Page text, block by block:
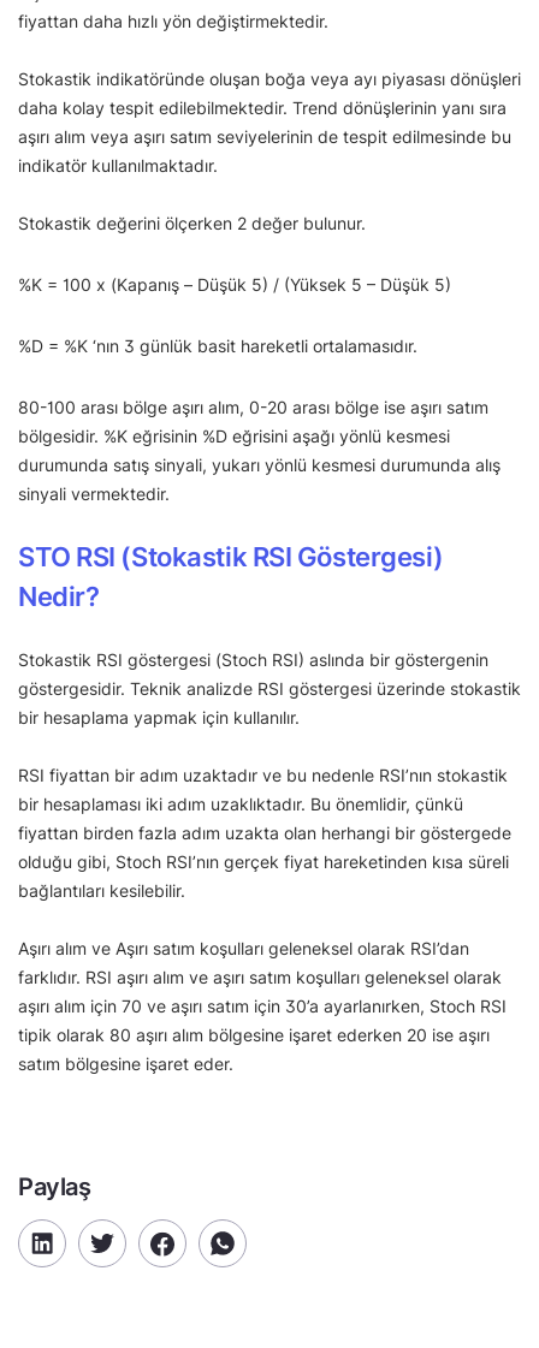
fiyattan daha hızlı yön değiştirmektedir.
Stokastik indikatöründe oluşan boğa veya ayı piyasası dönüşleri
daha kolay tespit edilebilmektedir. Trend dönüşlerinin yanı sıra
aşırı alım veya aşırı satım seviyelerinin de tespit edilmesinde bu
indikatör kullanılmaktadır.
Stokastik değerini ölçerken 2 değer bulunur.
%K = 100 x (Kapanış – Düşük 5) / (Yüksek 5 – Düşük 5)
%D = %K ‘nın 3 günlük basit hareketli ortalamasıdır.
80-100 arası bölge aşırı alım, 0-20 arası bölge ise aşırı satım
bölgesidir. %K eğrisinin %D eğrisini aşağı yönlü kesmesi
durumunda satış sinyali, yukarı yönlü kesmesi durumunda alış
sinyali vermektedir.
STO RSI (Stokastik RSI Göstergesi)
Nedir?
Stokastik RSI göstergesi (Stoch RSI) aslında bir göstergenin
göstergesidir. Teknik analizde RSI göstergesi üzerinde stokastik
bir hesaplama yapmak için kullanılır.
RSI fiyattan bir adım uzaktadır ve bu nedenle RSI’nın stokastik
bir hesaplaması iki adım uzaklıktadır. Bu önemlidir, çünkü
fiyattan birden fazla adım uzakta olan herhangi bir göstergede
olduğu gibi, Stoch RSI’nın gerçek fiyat hareketinden kısa süreli
bağlantıları kesilebilir.
Aşırı alım ve Aşırı satım koşulları geleneksel olarak RSI’dan
farklıdır. RSI aşırı alım ve aşırı satım koşulları geleneksel olarak
aşırı alım için 70 ve aşırı satım için 30’a ayarlanırken, Stoch RSI
tipik olarak 80 aşırı alım bölgesine işaret ederken 20 ise aşırı
satım bölgesine işaret eder.
Paylaş